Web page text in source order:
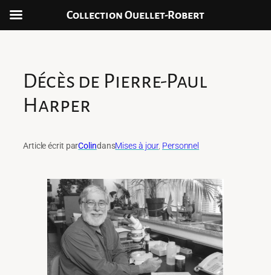
Décès de Pierre-Paul
Harper
Article écrit parColindansMises à jour, Personnel
Collection Ouellet-Robert